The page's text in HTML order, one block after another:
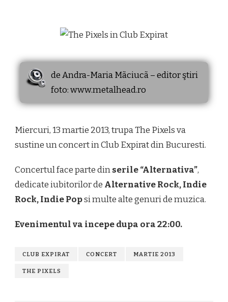
de Andra-Maria Mãciucã – editor ştiri
foto: www.metalhead.ro
Miercuri, 13 martie 2013, trupa The Pixels va
sustine un concert in Club Expirat din Bucuresti.
Concertul face parte dinserile “Alternativa”,
dedicate iubitorilor de Alternative Rock, Indie
Rock, Indie Popsi multe alte genuri de muzica.
Evenimentul va incepe dupa ora 22:00.
CLUB EXPIRAT CONCERT MARTIE 2013
THE PIXELS